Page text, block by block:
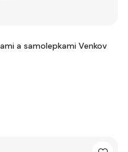
a samolepkami Venkov